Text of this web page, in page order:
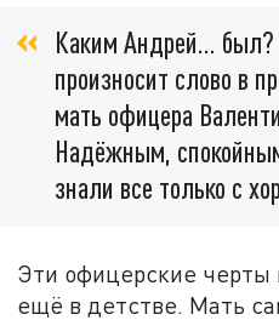
Каким Андрей… был?
произносит слово в
мать офицера
Надёжным,
знали все только с
Эти офицерские черты
ещё в детстве. Мать